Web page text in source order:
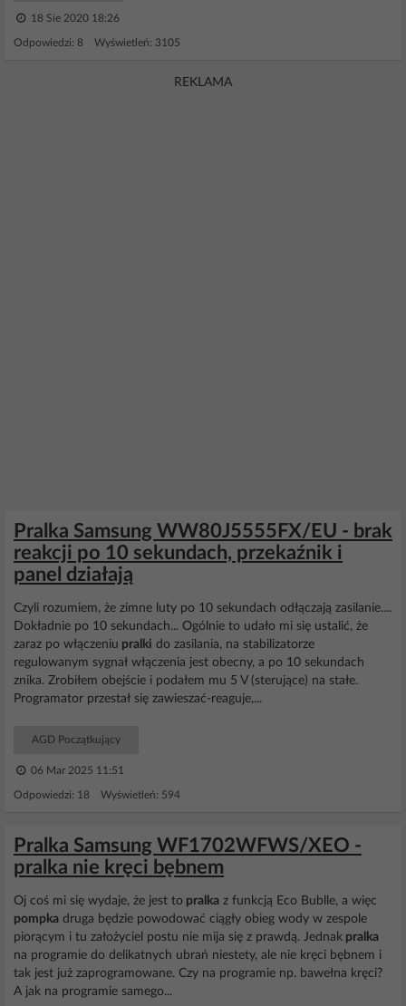
18 Sie 2020 18:26
Odpowiedzi: 8 Wyświetleń: 3105
REKLAMA
Pralka Samsung WW80J5555FX/EU - brak
reakcji po 10 sekundach, przekaźnik i
panel działają
Czyli rozumiem, że zimne luty po 10 sekundach odłączają zasilanie....
Dokładnie po 10 sekundach... Ogólnie to udało mi się ustalić, że
zaraz po włączeniu pralki do zasilania, na stabilizatorze
regulowanym sygnał włączenia jest obecny, a po 10 sekundach
znika. Zrobiłem obejście i podałem mu 5 V (sterujące) na stałe.
Programator przestał się zawieszać-reaguje,...
AGD Początkujący
06 Mar 2025 11:51
Odpowiedzi: 18 Wyświetleń: 594
Pralka Samsung WF1702WFWS/XEO -
pralka nie kręci bębnem
Oj coś mi się wydaje, że jest to pralka z funkcją Eco Bublle, a więc
pompka druga będzie powodować ciągły obieg wody w zespole
piorącym i tu założyciel postu nie mija się z prawdą. Jednak pralka
na programie do delikatnych ubrań niestety, ale nie kręci bębnem i
tak jest już zaprogramowane. Czy na programie np. bawełna kręci?
A jak na programie samego...